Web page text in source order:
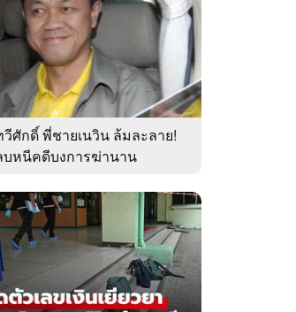
ศักดิ์ พี่ชายเนวิน ล้มละลาย!
บหนีคดีบงการฆ่านาน